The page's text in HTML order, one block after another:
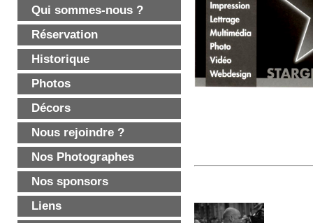
Qui sommes-nous ?
Réservation
Historique
Photos
Décors
Nous rejoindre ?
Nos Photographes
Nos sponsors
Liens